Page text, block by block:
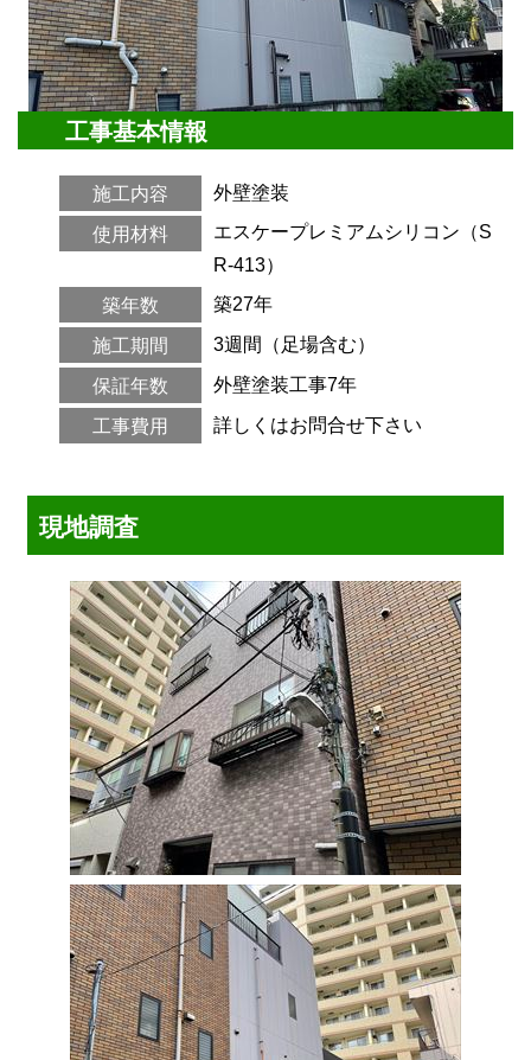
工事基本情報
施工内容 外壁塗装
使用材料
エスケープレミアムシリコン（S
R-413）
築年数
築27年
施工期間 3週間（足場含む）
保証年数 外壁塗装工事7年
工事費用 詳しくはお問合せ下さい
現地調査